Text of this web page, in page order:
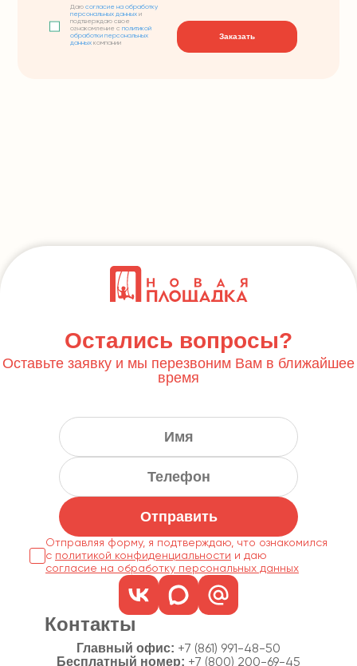
Даюсогласие на обработку
персональных данных и
подтверждаю свое
ознакомление сполитикой
обработки персональных
данных компании
Заказать
Остались вопросы?
Оставьте заявку и мы перезвоним Вам в ближайшее
время
Отправить
Отправляя форму, я подтверждаю, что ознакомился
с политикой конфиденциальности
согласие на обработку персональных данных
Контакты
Главный офис: +7 (861) 991-48-50
Бесплатный номер: +7 (800) 200-69-45